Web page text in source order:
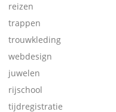
reizen
trappen
trouwkleding
webdesign
juwelen
rijschool
tijdregistratie